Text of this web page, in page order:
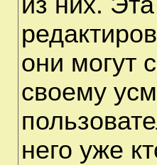
они могут
своему
него уже